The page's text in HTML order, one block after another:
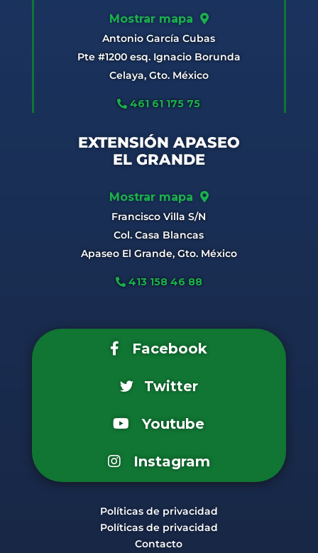
Mostrar mapa
Antonio García Cubas
Pte #1200 esq. Ignacio Borunda
Celaya, Gto. México
461 61 175 75
EXTENSIÓN APASEO
EL GRANDE
Mostrar mapa
Francisco Villa S/N
Col. Casa Blancas
Apaseo El Grande, Gto. México
413 158 46 88
Facebook
Twitter
Youtube
Instagram
Políticas de privacidad
Políticas de privacidad
Contacto